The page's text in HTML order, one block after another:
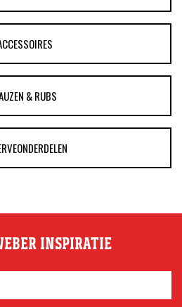
& RUBS
INSPIRATIE